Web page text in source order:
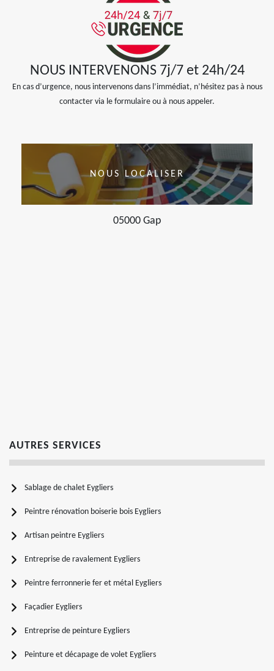
NOUS INTERVENONS 7j/7 et 24h/24
En cas d’urgence, nous intervenons dans l’immédiat, n’hésitez pas à nous
contacter via le formulaire ou à nous appeler.
NOUS LOCALISER
05000 Gap
AUTRES SERVICES
Sablage de chalet Eygliers
Peintre rénovation boiserie bois Eygliers
Artisan peintre Eygliers
Entreprise de ravalement Eygliers
Peintre ferronnerie fer et métal Eygliers
Façadier Eygliers
Entreprise de peinture Eygliers
Peinture et décapage de volet Eygliers